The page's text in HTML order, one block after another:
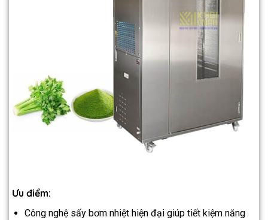
Ưu điểm:
Công nghệ sấy bơm nhiệt hiện đại giúp tiết kiệm năng